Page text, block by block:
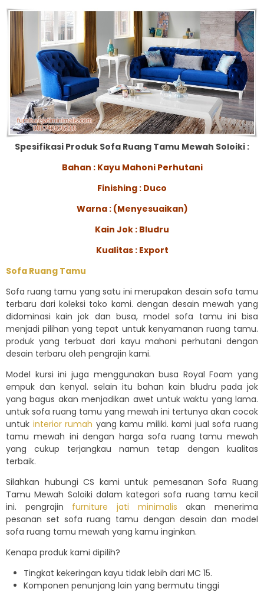
Spesifikasi Produk Sofa Ruang Tamu Mewah Soloiki :
Bahan : Kayu Mahoni Perhutani
Finishing : Duco
Warna : (Menyesuaikan)
Kain Jok : Bludru
Kualitas : Export
Sofa Ruang Tamu
Sofa ruang tamu yang satu ini merupakan desain sofa tamu
terbaru dari koleksi toko kami. dengan desain mewah yang
didominasi kain jok dan busa, model sofa tamu ini bisa
menjadi pilihan yang tepat untuk kenyamanan ruang tamu.
produk yang terbuat dari kayu mahoni perhutani dengan
desain terbaru oleh pengrajin kami.
Model kursi ini juga menggunakan busa Royal Foam yang
empuk dan kenyal. selain itu bahan kain bludru pada jok
yang bagus akan menjadikan awet untuk waktu yang lama.
untuk sofa ruang tamu yang mewah ini tertunya akan cocok
untuk interior rumah yang kamu miliki. kami jual sofa ruang
tamu mewah ini dengan harga sofa ruang tamu mewah
yang cukup terjangkau namun tetap dengan kualitas
terbaik.
Silahkan hubungi CS kami untuk pemesanan Sofa Ruang
Tamu Mewah Soloiki dalam kategori sofa ruang tamu kecil
ini. pengrajin furniture jati minimalis akan menerima
pesanan set sofa ruang tamu dengan desain dan model
sofa ruang tamu mewah yang kamu inginkan.
Kenapa produk kami dipilih?
Tingkat kekeringan kayu tidak lebih dari MC 15.
Komponen penunjang lain yang bermutu tinggi